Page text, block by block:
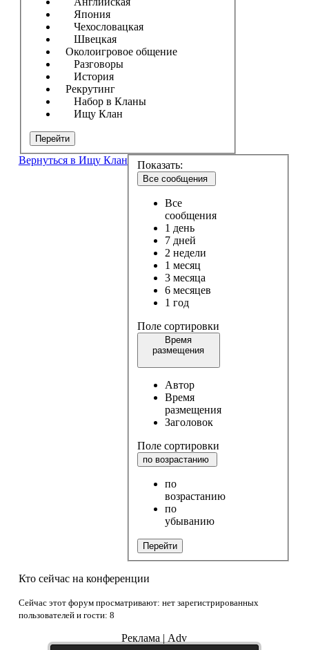
Япония
Чехословацкая
Швецкая
Околоигровое общение
Разговоры
История
Рекрутинг
Набор в Кланы
Ищу Клан
Перейти
Вернуться в Ищу Клан Показать:
Все сообщения
Все
сообщения
1 день
7 дней
2 недели
1 месяц
3 месяца
6 месяцев
1 год
Поле сортировки
Время
размещения
Автор
Время
размещения
Заголовок
Поле сортировки
по возрастанию
по
возрастанию
по
убыванию
Перейти
Кто сейчас на конференции
Сейчас этот форум просматривают: нет зарегистрированных
пользователей и гости: 8
Реклама | Adv